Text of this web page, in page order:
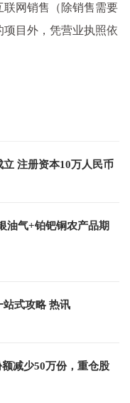
网销售（除销售需要
目外，凭营业执照依
注册资本10万人民币
油气+铂钯铜农产品期
站式攻略 热讯
减少50万份，重仓股